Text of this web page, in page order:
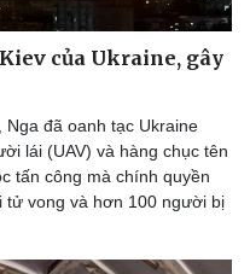
của Ukraine, gây
Nga đã oanh tạc Ukraine
lái (UAV) và hàng chục tên
tấn công mà chính quyền
tử vong và hơn 100 người bị